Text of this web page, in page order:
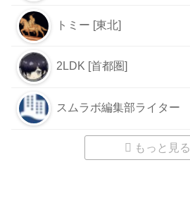
トミー [東北]
2LDK [首都圏]
スムラボ編集部ライター
もっと見る